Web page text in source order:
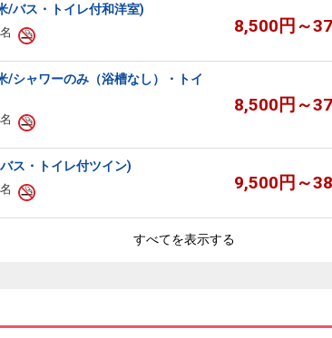
/バス・トイレ付和洋室)
8,500円～
/シャワーのみ（浴槽なし）・トイ
8,500円～
ス・トイレ付ツイン)
9,500円～
すべてを表示する